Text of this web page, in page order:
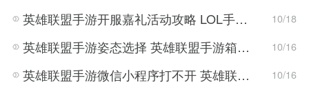
英雄联盟手游开服嘉礼活动攻略 LOL手游改名卡获取方法 10/18
英雄联盟手游姿态选择 英雄联盟手游箱含义介绍 10/16
英雄联盟手游微信小程序打不开 英雄联盟手游微信小程序解决方法 10/16